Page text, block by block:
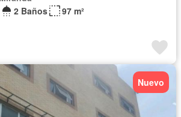
2 Baños
97 m²
Nuevo